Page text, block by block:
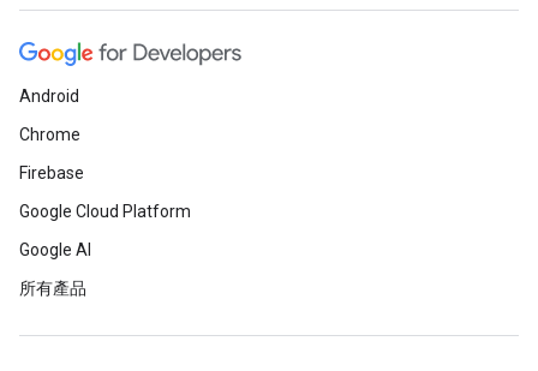
Android
Chrome
Firebase
Google Cloud Platform
Google AI
所有產品